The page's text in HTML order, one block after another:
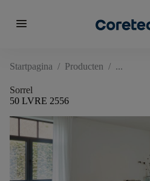
menu
Startpagina / Producten /
Sorrel
50 LVRE 2556